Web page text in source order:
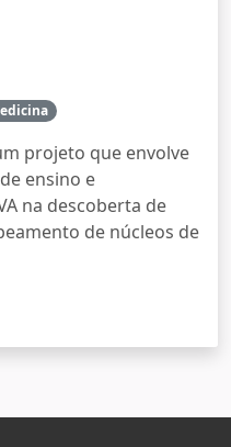
projeto que envolve
ensino e
na descoberta de
de núcleos de